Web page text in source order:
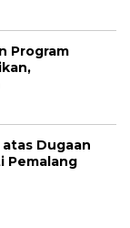
Program
Dugaan
Pemalang